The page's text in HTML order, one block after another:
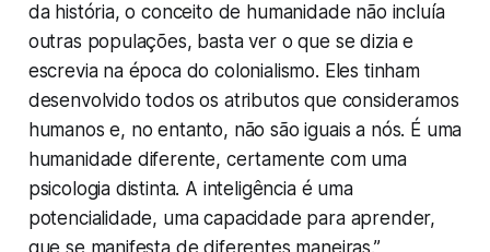
da história, o conceito de humanidade não incluía
outras populações, basta ver o que se dizia e
escrevia na época do colonialismo. Eles tinham
desenvolvido todos os atributos que consideramos
humanos e, no entanto, não são iguais a nós. É uma
humanidade diferente, certamente com uma
psicologia distinta. A inteligência é uma
potencialidade, uma capacidade para aprender,